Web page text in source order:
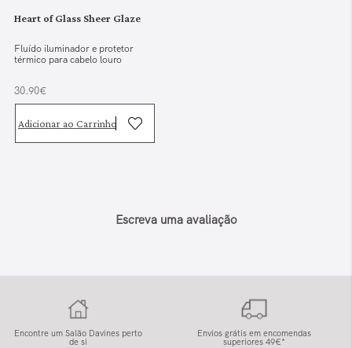
Heart of Glass Sheer Glaze
Fluído iluminador e protetor
térmico para cabelo louro
30.90€
Adicionar ao Carrinho
Escreva uma avaliação
Encontre um Salão Davines perto
de si
Envios grátis em encomendas
superiores 49€*